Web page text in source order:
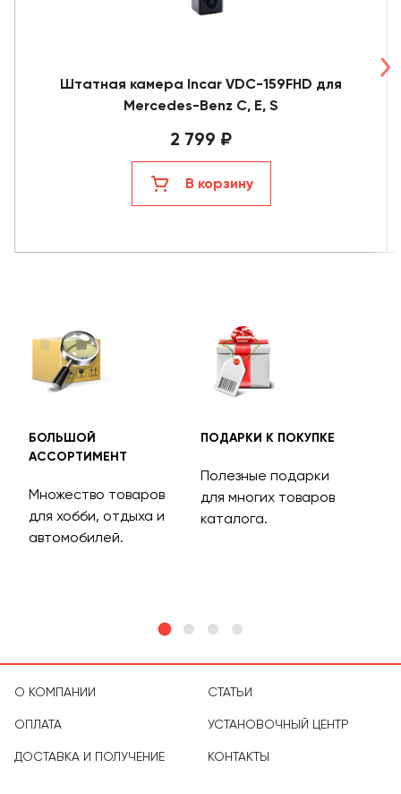
Штатная камера Incar VDC-159FHD для
Mercedes-Benz C, E, S
2 799 ₽
В корзину
БОЛЬШОЙ
АССОРТИМЕНТ
Множество товаров
для хобби, отдыха и
автомобилей.
ПОДАРКИ К ПОКУПКЕ
Полезные подарки
для многих товаров
каталога.
О КОМПАНИИ
ОПЛАТА
ДОСТАВКА И ПОЛУЧЕНИЕ
СТАТЬИ
УСТАНОВОЧНЫЙ ЦЕНТР
КОНТАКТЫ